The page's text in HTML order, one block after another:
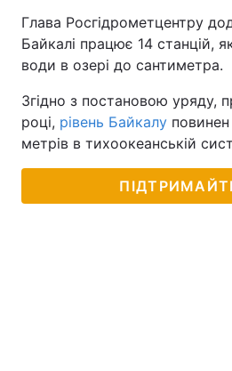
Глава Росгідрометцентру
Байкалі працює 14 станцій,
води в озері до сантиметра.
Згідно з постановою уряду,
році, рівень Байкалу
метрів в тихоокеанській